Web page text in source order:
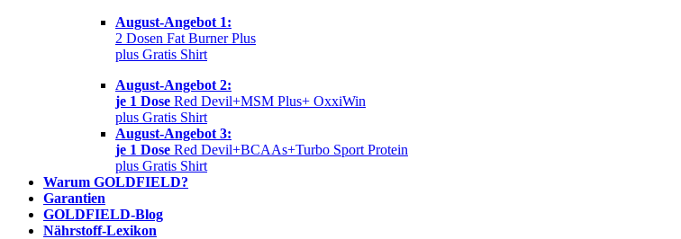
August-Angebot 1:
2 Dosen Fat Burner Plus
plus Gratis Shirt
August-Angebot 2:
je 1 Dose Red Devil+MSM Plus+ OxxiWin
plus Gratis Shirt
August-Angebot 3:
je 1 Dose Red Devil+BCAAs+Turbo Sport Protein
plus Gratis Shirt
Warum GOLDFIELD?
Garantien
GOLDFIELD-Blog
Nährstoff-Lexikon